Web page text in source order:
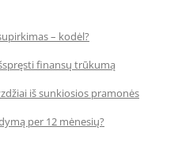
– kodėl?
finansų trūkumą
iš sunkiosios pramonės
per 12 mėnesių?